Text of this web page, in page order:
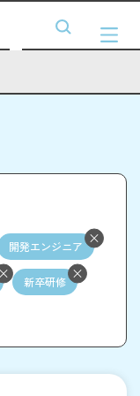
開発エンジニア
新卒研修